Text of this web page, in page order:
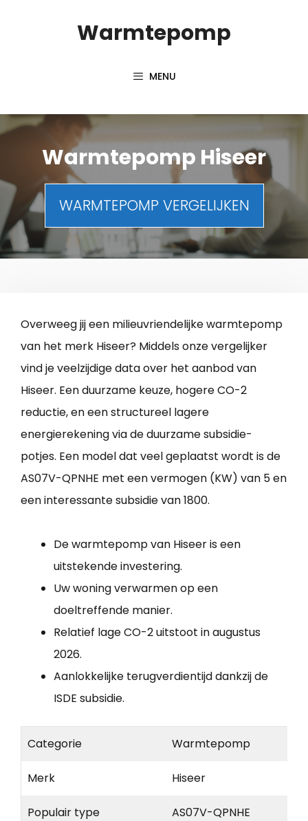
Warmtepomp
MENU
Warmtepomp Hiseer
WARMTEPOMP VERGELIJKEN
Overweeg jij een milieuvriendelijke warmtepomp
van het merk Hiseer? Middels onze vergelijker
vind je veelzijdige data over het aanbod van
Hiseer. Een duurzame keuze, hogere CO-2
reductie, en een structureel lagere
energierekening via de duurzame subsidie-
potjes. Een model dat veel geplaatst wordt is de
AS07V-QPNHE met een vermogen (KW) van 5 en
een interessante subsidie van 1800.
De warmtepomp van Hiseer is een
uitstekende investering.
Uw woning verwarmen op een
doeltreffende manier.
Relatief lage CO-2 uitstoot in augustus
2026.
Aanlokkelijke terugverdientijd dankzij de
ISDE subsidie.
Categorie Warmtepomp
Merk Hiseer
Populair type AS07V-QPNHE